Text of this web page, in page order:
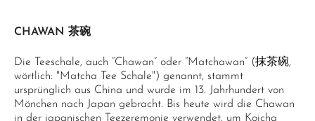
CHAWAN 茶碗
Die Teeschale, auch “Chawan” oder “Matchawan” (抹茶碗,
wörtlich: "Matcha Tee Schale") genannt, stammt
ursprünglich aus China und wurde im 13. Jahrhundert von
Mönchen nach Japan gebracht. Bis heute wird die Chawan
in der japanischen Teezeremonie verwendet, um Koicha